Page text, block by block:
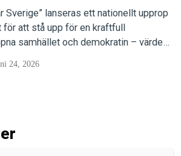
Sverige” lanseras ett nationellt upprop
att stå upp för en kraftfull
samhället och demokratin – värden
24, 2026